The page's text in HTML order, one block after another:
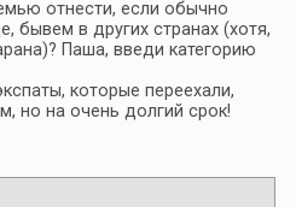
отнести, если обычно
бывем в других странах (хотя,
Паша, введи категорию
которые переехали,
но на очень долгий срок!